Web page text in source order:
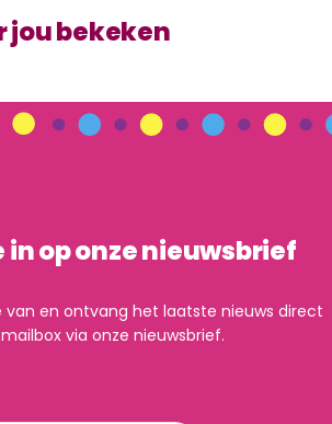
jou bekeken
in op onze nieuwsbrief
van en ontvang het laatste nieuws direct
via onze nieuwsbrief.